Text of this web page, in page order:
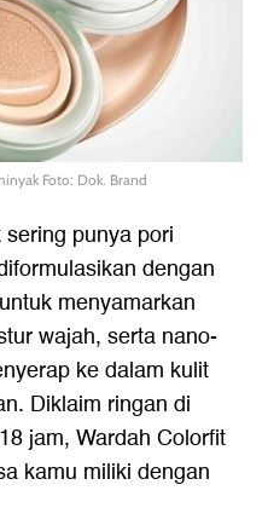
Foto: Dok. Brand
punya pori
dengan
menyamarkan
wajah, serta nano-
ke dalam kulit
Diklaim ringan di
jam, Wardah Colorfit
kamu miliki dengan